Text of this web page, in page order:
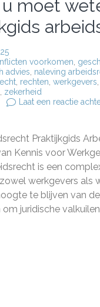
moet
voorkomen
advies naleving
rechten werkgevers
zekerheid
Laat een reactie
Praktijkgids
Kennis voor
is een
werkgevers als
te blijven van
juridische valkuilen